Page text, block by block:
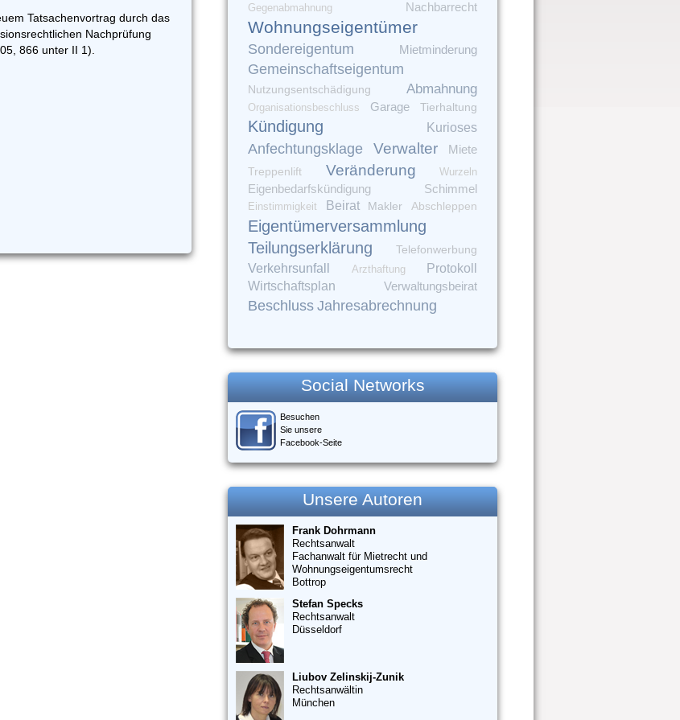
Tatsachenvortrag durch das
Nachprüfung
866 unter II 1).
Gegenabmahnung Nachbarrecht
Wohnungseigentümer
Sondereigentum Mietminderung
Gemeinschaftseigentum
Nutzungsentschädigung Abmahnung
Organisationsbeschluss Garage Tierhaltung
Kündigung Kurioses
Anfechtungsklage Verwalter Miete
Treppenlift Veränderung Wurzeln
Eigenbedarfskündigung Schimmel
Einstimmigkeit Beirat Makler Abschleppen
Eigentümerversammlung
Teilungserklärung
Telefonwerbung
Verkehrsunfall Arzthaftung
Protokoll
Wirtschaftsplan
Verwaltungsbeirat
Beschluss Jahresabrechnung
Social Networks
Besuchen
Sie unsere
Facebook-Seite
Unsere Autoren
Frank Dohrmann
Rechtsanwalt
Fachanwalt für Mietrecht und
Wohnungseigentumsrecht
Bottrop
Stefan Specks
Rechtsanwalt
Düsseldorf
Liubov Zelinskij-Zunik
Rechtsanwältin
München